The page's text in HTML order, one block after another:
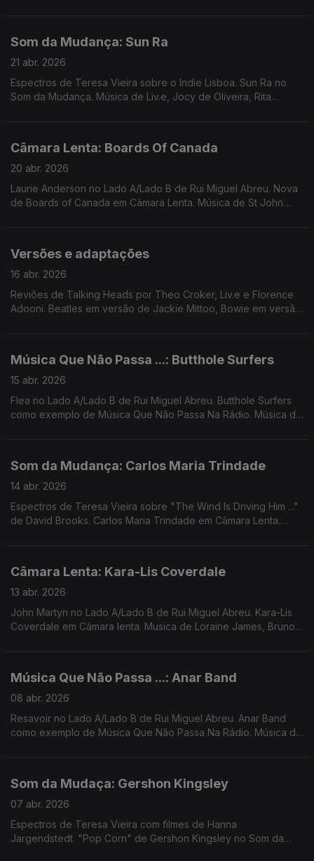
Som da Mudança: Sun Ra
21 abr. 2026
Espectros de Teresa Vieira sobre o Indie Lisboa. Sun Ra no
Som da Mudança. Música de Liv.e, Jocy de Oliveira, Rita
Câmara Lenta: Boards Of Canada
20 abr. 2026
Laurie Anderson no Lado A/Lado B de Rui Miguel Abreu. Nova
de Boards of Canada em Câmara Lenta. Música de St John
Versões e adaptações
16 abr. 2026
Reviões de Talking Heads por Theo Croker, Liv.e e Florence
Adooni. Beatles em versão de Jackie Mittoo, Bowie em versão
Música Que Não Passa ...: Butthole Surfers
15 abr. 2026
Flea no Lado A/Lado B de Rui Miguel Abreu. Butthole Surfers
como exemplo de Música Que Não Passa Na Rádio. Música de
Som da Mudança: Carlos Maria Trindade
14 abr. 2026
Espectros de Teresa Vieira sobre "The Wind Is Driving Him ..."
de David Brooks. Carlos Maria Trindade em Câmara Lenta.
Câmara Lenta: Kara-Lis Coverdale
13 abr. 2026
John Martyn no Lado A/Lado B de Rui Miguel Abreu. Kara-Lis
Coverdale em Câmara lenta. Musica de Loraine James, Bruno
Música Que Não Passa ...: Anar Band
08 abr. 2026
Resavoir no Lado A/Lado B de Rui Miguel Abreu. Anar Band
como exemplo de Música Que Não Passa Na Rádio. Música de
Som da Mudaça: Gershon Kingsley
07 abr. 2026
Espectros de Teresa Vieira com filmes de Hanna
Jargendstedt. "Pop Corn" de Gershon Kingsley no Som da